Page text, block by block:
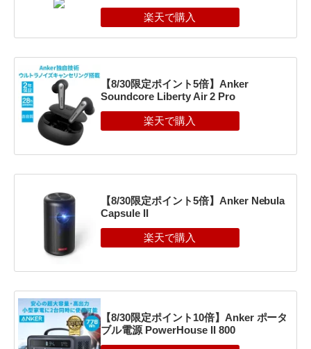
【8/30限定ポイント5倍】Anker
Soundcore Liberty Air 2 Pro
【8/30限定ポイント5倍】Anker Nebula
Capsule II
【8/30限定ポイント10倍】Anker ポータ
ブル電源 PowerHouse II 800